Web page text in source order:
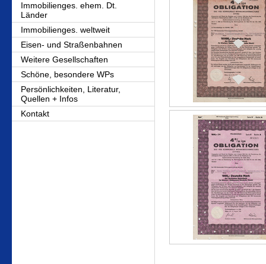
Immobilienges. ehem. Dt.
Länder
Immobilienges. weltweit
Eisen- und Straßenbahnen
Weitere Gesellschaften
Schöne, besondere WPs
Persönlichkeiten, Literatur,
Quellen + Infos
Kontakt